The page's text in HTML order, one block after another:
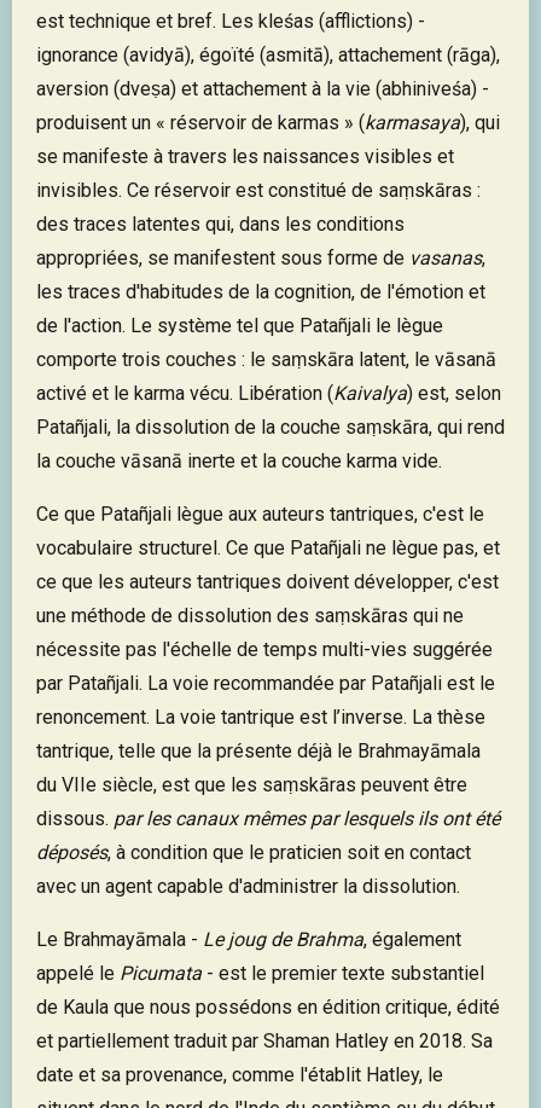
est technique et bref. Les kleśas (afflictions) -
ignorance (avidyā), égoïté (asmitā), attachement (rāga),
aversion (dveṣa) et attachement à la vie (abhiniveśa) -
produisent un « réservoir de karmas » (karmasaya), qui
se manifeste à travers les naissances visibles et
invisibles. Ce réservoir est constitué de saṃskāras :
des traces latentes qui, dans les conditions
appropriées, se manifestent sous forme de vasanas,
les traces d'habitudes de la cognition, de l'émotion et
de l'action. Le système tel que Patañjali le lègue
comporte trois couches : le saṃskāra latent, le vāsanā
activé et le karma vécu. Libération (Kaivalya) est, selon
Patañjali, la dissolution de la couche saṃskāra, qui rend
la couche vāsanā inerte et la couche karma vide.
Ce que Patañjali lègue aux auteurs tantriques, c'est le
vocabulaire structurel. Ce que Patañjali ne lègue pas, et
ce que les auteurs tantriques doivent développer, c'est
une méthode de dissolution des saṃskāras qui ne
nécessite pas l'échelle de temps multi-vies suggérée
par Patañjali. La voie recommandée par Patañjali est le
renoncement. La voie tantrique est l’inverse. La thèse
tantrique, telle que la présente déjà le Brahmayāmala
du VIIe siècle, est que les saṃskāras peuvent être
dissous. par les canaux mêmes par lesquels ils ont été
déposés, à condition que le praticien soit en contact
avec un agent capable d'administrer la dissolution.
Le Brahmayāmala - Le joug de Brahma, également
appelé le Picumata - est le premier texte substantiel
de Kaula que nous possédons en édition critique, édité
et partiellement traduit par Shaman Hatley en 2018. Sa
date et sa provenance, comme l'établit Hatley, le